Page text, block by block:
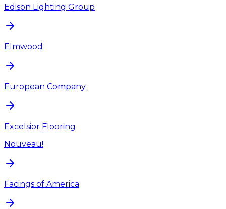
Edison Lighting Group
Elmwood
European Company
Excelsior Flooring
Nouveau!
Facings of America